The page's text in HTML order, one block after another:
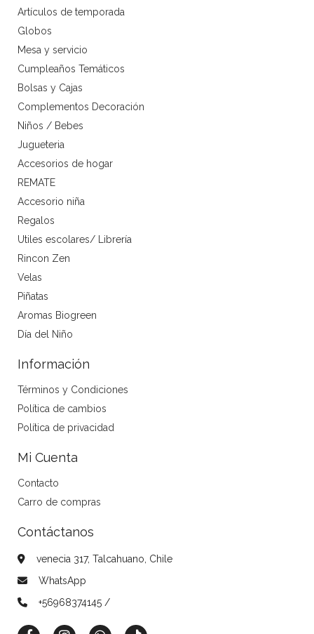
Artículos de temporada
Globos
Mesa y servicio
Cumpleaños Temáticos
Bolsas y Cajas
Complementos Decoración
Niños / Bebes
Jugueteria
Accesorios de hogar
REMATE
Accesorio niña
Regalos
Utiles escolares/ Librería
Rincon Zen
Velas
Piñatas
Aromas Biogreen
Día del Niño
Información
Términos y Condiciones
Política de cambios
Política de privacidad
Mi Cuenta
Contacto
Carro de compras
Contáctanos
venecia 317, Talcahuano, Chile
WhatsApp
+56968374145 /